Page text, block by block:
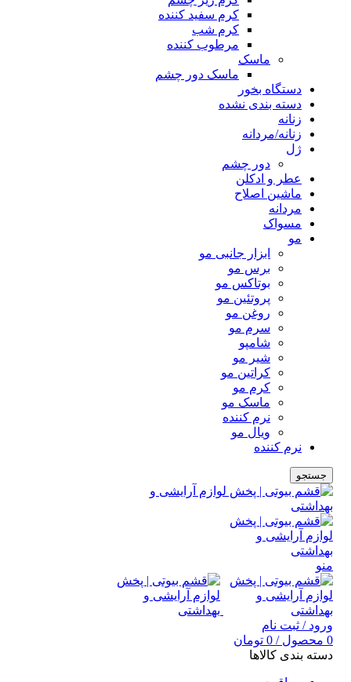
کرم سفید کننده
کرم شب
مرطوب کننده
ماسک
ماسک دور چشم
دستگاه بخور
دسته بندی نشده
زنانه
زنانه/مردانه
ژل
دور چشم
عطر و ادکلن
ماشین اصلاح
مردانه
مسواک
مو
ابزار جانبی مو
برس مو
بوتاکس مو
پروتئین مو
روغن مو
سرم مو
شامپو
شیر مو
کراتین مو
کرم مو
ماسک مو
نرم کننده
ویال مو
نرم کننده
جستجو
منو
ورود / ثبت نام
0 محصول /
0 تومان
دسته بندی کالاها